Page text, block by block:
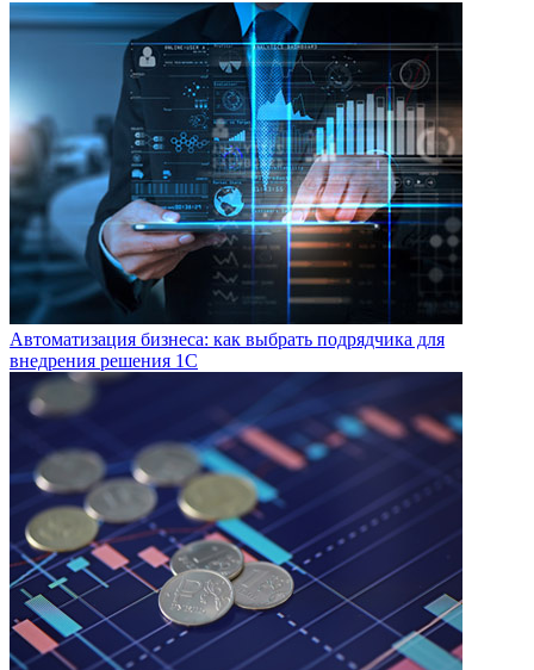
Автоматизация бизнеса: как выбрать подрядчика для
внедрения решения 1С